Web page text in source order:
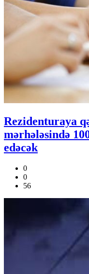
Rezidenturaya
mərhələsində
edəcək
0
0
56